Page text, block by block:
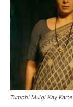
Tumchi Mulgi Kay Karte